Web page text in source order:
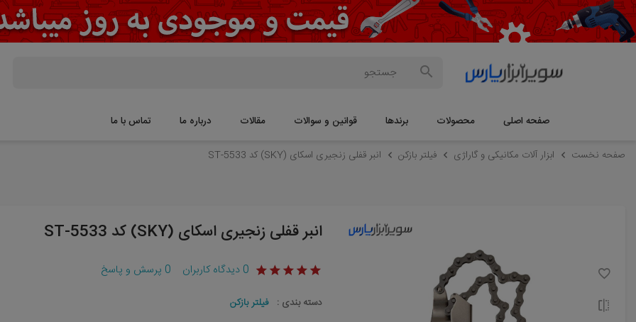
صفحه اصلی محصولات برندها قوانین و سوالات مقالات درباره ما تماس با ما
صفحه نخست ابزار آلات مکانیکی و گاراژی فیلتر بازکن انبر قفلی زنجیری اسکای (SKY) کد ST-5533
انبر قفلی زنجیری اسکای (SKY) کد ST-5533
0 دیدگاه کاربران 0 پرسش و پاسخ
دسته بندی : فیلتر بازکن